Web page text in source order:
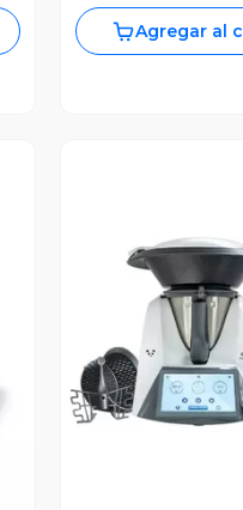
Agregar al
Vista